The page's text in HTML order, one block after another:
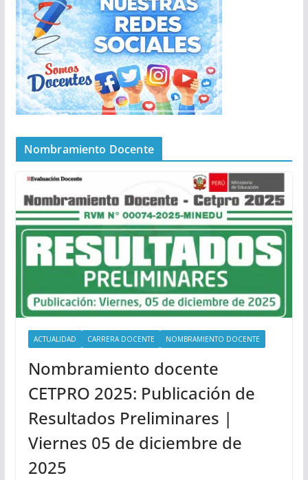
Nombramiento Docente
ACTUALIDAD CARRERA DOCENTE NOMBRAMIENTO DOCENTE
Nombramiento docente
CETPRO 2025: Publicación de
Resultados Preliminares |
Viernes 05 de diciembre de
2025